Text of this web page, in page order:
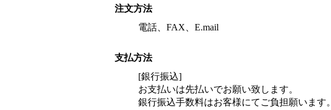
注文方法
電話、FAX、E.mail
支払方法
[銀行振込]
お支払いは先払いでお願い致します。
銀行振込手数料はお客様にてご負担願います。